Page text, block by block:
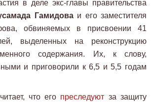
в деле экс-главы правительства
Гамидоваи его заместителя
обвиняемых в присвоении 41
выделенных на реконструкцию
содержания. Их, к слову,
и приговорили к 6,5 и 5,5 годам
что его преследуют за защиту